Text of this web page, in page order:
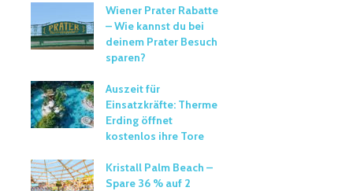
Wiener Prater Rabatte
– Wie kannst du bei
deinem Prater Besuch
sparen?
Auszeit für
Einsatzkräfte: Therme
Erding öffnet
kostenlos ihre Tore
Kristall Palm Beach –
Spare 36 % auf 2